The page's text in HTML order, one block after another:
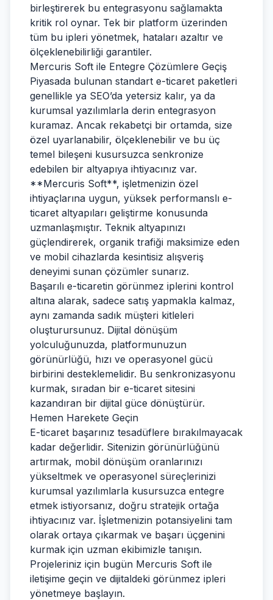
birleştirerek bu entegrasyonu sağlamakta
kritik rol oynar. Tek bir platform üzerinden
tüm bu ipleri yönetmek, hataları azaltır ve
ölçeklenebilirliği garantiler.
Mercuris Soft ile Entegre Çözümlere Geçiş
Piyasada bulunan standart e-ticaret paketleri
genellikle ya SEO’da yetersiz kalır, ya da
kurumsal yazılımlarla derin entegrasyon
kuramaz. Ancak rekabetçi bir ortamda, size
özel uyarlanabilir, ölçeklenebilir ve bu üç
temel bileşeni kusursuzca senkronize
edebilen bir altyapıya ihtiyacınız var.
**Mercuris Soft**, işletmenizin özel
ihtiyaçlarına uygun, yüksek performanslı e-
ticaret altyapıları geliştirme konusunda
uzmanlaşmıştır. Teknik altyapınızı
güçlendirerek, organik trafiği maksimize eden
ve mobil cihazlarda kesintisiz alışveriş
deneyimi sunan çözümler sunarız.
Başarılı e-ticaretin görünmez iplerini kontrol
altına alarak, sadece satış yapmakla kalmaz,
aynı zamanda sadık müşteri kitleleri
oluşturursunuz. Dijital dönüşüm
yolculuğunuzda, platformunuzun
görünürlüğü, hızı ve operasyonel gücü
birbirini desteklemelidir. Bu senkronizasyonu
kurmak, sıradan bir e-ticaret sitesini
kazandıran bir dijital güce dönüştürür.
Hemen Harekete Geçin
E-ticaret başarınız tesadüflere bırakılmayacak
kadar değerlidir. Sitenizin görünürlüğünü
artırmak, mobil dönüşüm oranlarınızı
yükseltmek ve operasyonel süreçlerinizi
kurumsal yazılımlarla kusursuzca entegre
etmek istiyorsanız, doğru stratejik ortağa
ihtiyacınız var. İşletmenizin potansiyelini tam
olarak ortaya çıkarmak ve başarı üçgenini
kurmak için uzman ekibimizle tanışın.
Projeleriniz için bugün Mercuris Soft ile
iletişime geçin ve dijitaldeki görünmez ipleri
yönetmeye başlayın.